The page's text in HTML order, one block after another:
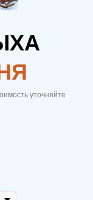
уточняйте